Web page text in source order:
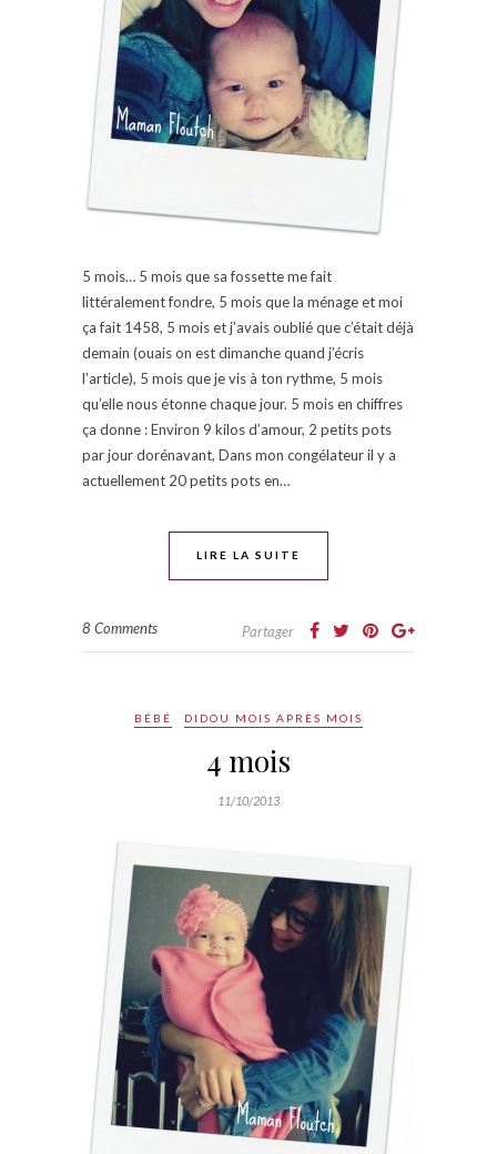
5 mois… 5 mois que sa fossette me fait
littéralement fondre, 5 mois que la ménage et moi
ça fait 1458, 5 mois et j’avais oublié que c’était déjà
demain (ouais on est dimanche quand j’écris
l’article), 5 mois que je vis à ton rythme, 5 mois
qu’elle nous étonne chaque jour. 5 mois en chiffres
ça donne : Environ 9 kilos d’amour, 2 petits pots
par jour dorénavant, Dans mon congélateur il y a
actuellement 20 petits pots en…
LIRE LA SUITE
8 Comments Partager
BÉBÉ DIDOU MOIS APRÈS MOIS
4 mois
11/10/2013